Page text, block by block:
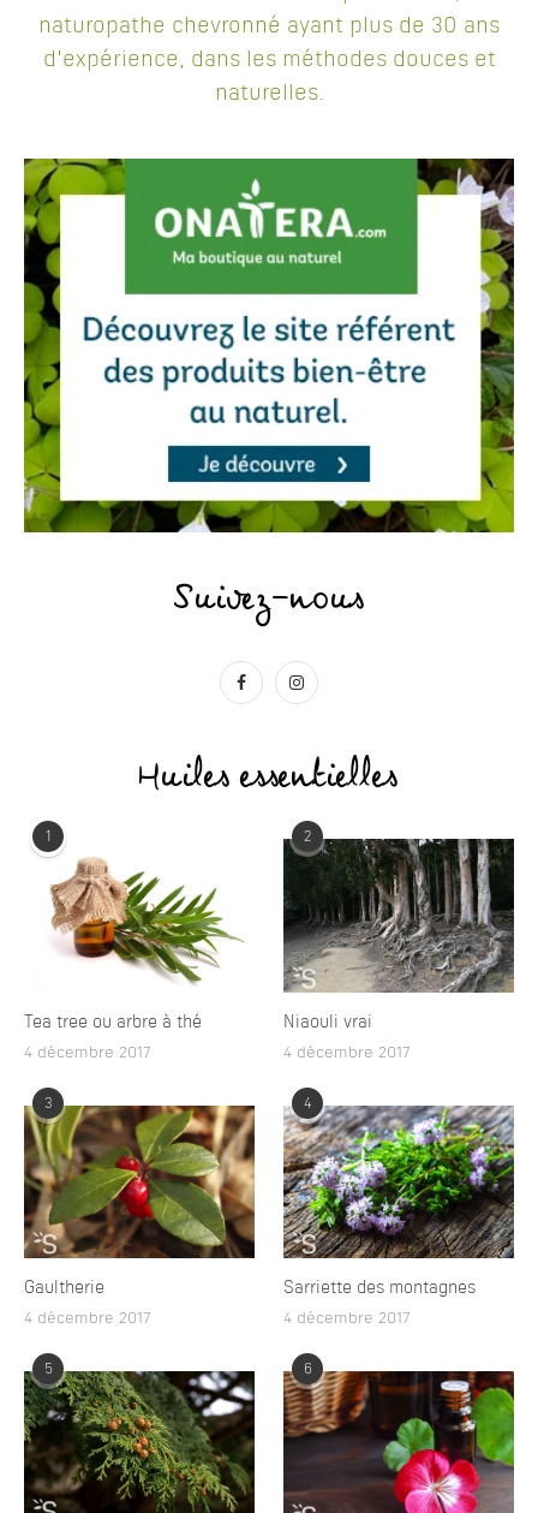
naturopathe chevronné ayant plus de 30 ans
d'expérience, dans les méthodes douces et
naturelles.
Suivez-nous
Huiles essentielles
1
Tea tree ou arbre à thé
4 décembre 2017
2
Niaouli vrai
4 décembre 2017
3
Gaultherie
4 décembre 2017
4
Sarriette des montagnes
4 décembre 2017
5 6